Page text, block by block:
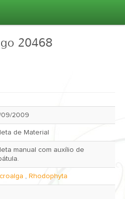
20468
09/2009
de Material
manual com auxílio de
, Rhodophyta